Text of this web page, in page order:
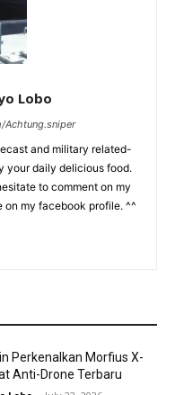
Lobo
and military related-
your daily delicious food.
to comment on my
on my facebook profile. ^^
Perkenalkan Morfius X-
Anti-Drone Terbaru